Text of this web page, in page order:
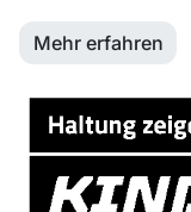
Mehr erfahren